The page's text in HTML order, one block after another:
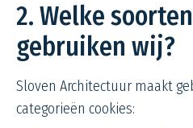
2. Welke
gebruiken wij?
Sloven Architectuur maakt
categorieën cookies: